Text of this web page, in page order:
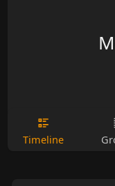
Timeline